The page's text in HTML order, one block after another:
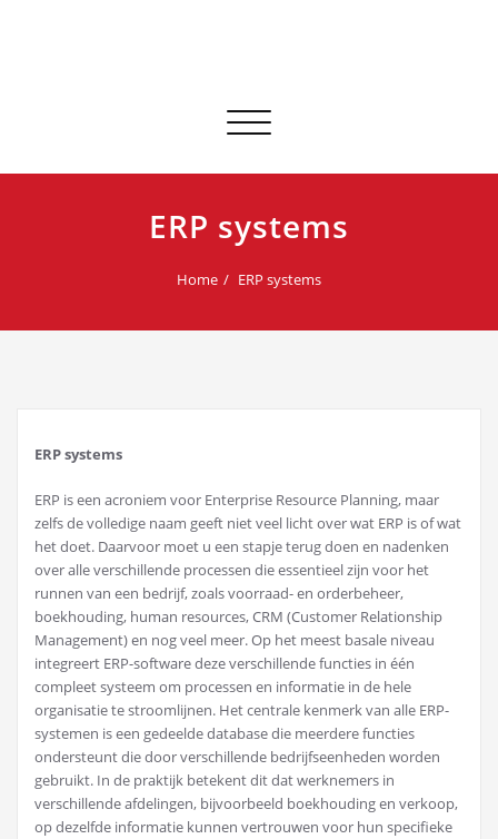
Navigatie
ERP systems
Home ERP systems
ERP systems
ERP is een acroniem voor Enterprise Resource Planning, maar
zelfs de volledige naam geeft niet veel licht over wat ERP is of wat
het doet. Daarvoor moet u een stapje terug doen en nadenken
over alle verschillende processen die essentieel zijn voor het
runnen van een bedrijf, zoals voorraad- en orderbeheer,
boekhouding, human resources, CRM (Customer Relationship
Management) en nog veel meer. Op het meest basale niveau
integreert ERP-software deze verschillende functies in één
compleet systeem om processen en informatie in de hele
organisatie te stroomlijnen. Het centrale kenmerk van alle ERP-
systemen is een gedeelde database die meerdere functies
ondersteunt die door verschillende bedrijfseenheden worden
gebruikt. In de praktijk betekent dit dat werknemers in
verschillende afdelingen, bijvoorbeeld boekhouding en verkoop,
op dezelfde informatie kunnen vertrouwen voor hun specifieke